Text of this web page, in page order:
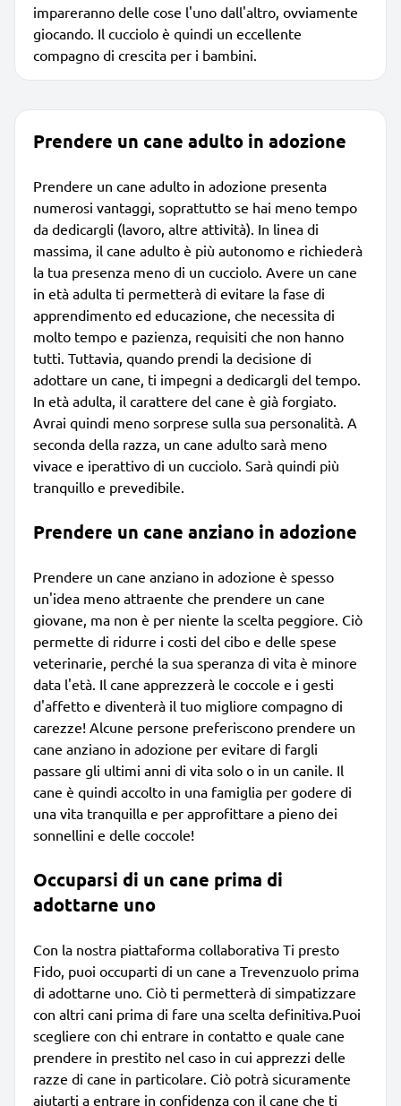
impareranno delle cose l'uno dall'altro, ovviamente
giocando. Il cucciolo è quindi un eccellente
compagno di crescita per i bambini.
Prendere un cane adulto in adozione
Prendere un cane adulto in adozione presenta
numerosi vantaggi, soprattutto se hai meno tempo
da dedicargli (lavoro, altre attività). In linea di
massima, il cane adulto è più autonomo e richiederà
la tua presenza meno di un cucciolo. Avere un cane
in età adulta ti permetterà di evitare la fase di
apprendimento ed educazione, che necessita di
molto tempo e pazienza, requisiti che non hanno
tutti. Tuttavia, quando prendi la decisione di
adottare un cane, ti impegni a dedicargli del tempo.
In età adulta, il carattere del cane è già forgiato.
Avrai quindi meno sorprese sulla sua personalità. A
seconda della razza, un cane adulto sarà meno
vivace e iperattivo di un cucciolo. Sarà quindi più
tranquillo e prevedibile.
Prendere un cane anziano in adozione
Prendere un cane anziano in adozione è spesso
un'idea meno attraente che prendere un cane
giovane, ma non è per niente la scelta peggiore. Ciò
permette di ridurre i costi del cibo e delle spese
veterinarie, perché la sua speranza di vita è minore
data l'età. Il cane apprezzerà le coccole e i gesti
d'affetto e diventerà il tuo migliore compagno di
carezze! Alcune persone preferiscono prendere un
cane anziano in adozione per evitare di fargli
passare gli ultimi anni di vita solo o in un canile. Il
cane è quindi accolto in una famiglia per godere di
una vita tranquilla e per approfittare a pieno dei
sonnellini e delle coccole!
Occuparsi di un cane prima di
adottarne uno
Con la nostra piattaforma collaborativa Ti presto
Fido, puoi occuparti di un cane a Trevenzuolo prima
di adottarne uno. Ciò ti permetterà di simpatizzare
con altri cani prima di fare una scelta definitiva.Puoi
scegliere con chi entrare in contatto e quale cane
prendere in prestito nel caso in cui apprezzi delle
razze di cane in particolare. Ciò potrà sicuramente
aiutarti a entrare in confidenza con il cane che ti